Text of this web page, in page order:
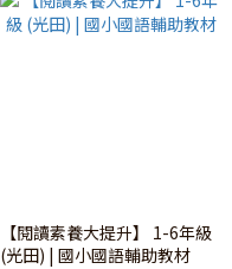
【閱讀素養大提升】 1-6年級
(光田) | 國小國語輔助教材